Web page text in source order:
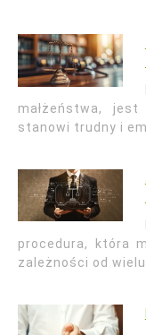
małżeństwa,
stanowi trudny i
procedura, która
zależności od